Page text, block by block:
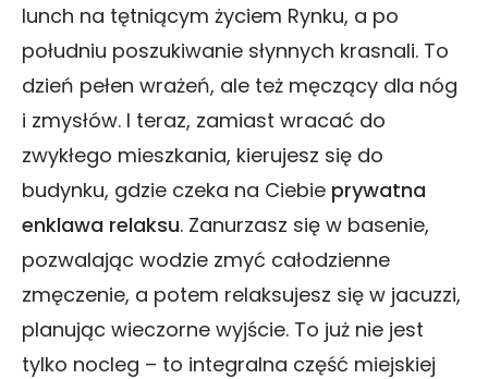
lunch na tętniącym życiem Rynku, a po
południu poszukiwanie słynnych krasnali. To
dzień pełen wrażeń, ale też męczący dla nóg
i zmysłów. I teraz, zamiast wracać do
zwykłego mieszkania, kierujesz się do
budynku, gdzie czeka na Ciebie prywatna
enklawa relaksu. Zanurzasz się w basenie,
pozwalając wodzie zmyć całodzienne
zmęczenie, a potem relaksujesz się w jacuzzi,
planując wieczorne wyjście. To już nie jest
tylko nocleg – to integralna część miejskiej